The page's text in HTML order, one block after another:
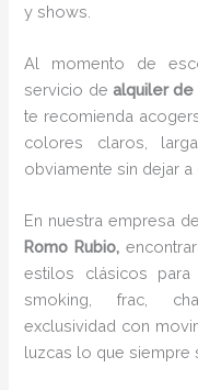
y shows.
Al momento de
servicio de alquiler de
te recomienda
colores claros,
obviamente sin dejar
En nuestra empresa
Romo Rubio,
estilos clásicos
smoking, frac,
exclusividad con
luzcas lo que siempre